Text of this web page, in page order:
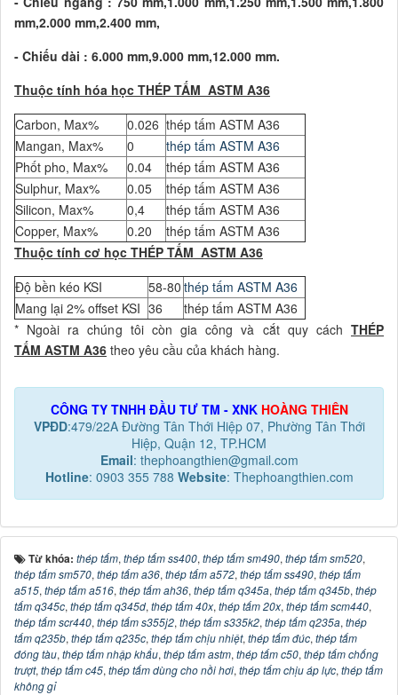
mm,2.000 mm,2.400 mm,
- Chiếu dài : 6.000 mm,9.000 mm,12.000 mm.
Thuộc tính hóa học THÉP TẤM ASTM A36
Carbon, Max%
0.026 thép tấm ASTM A36
Mangan, Max%
0
thép tấm ASTM A36
Phốt pho, Max%
0.04
thép tấm ASTM A36
Sulphur, Max%
0.05
thép tấm ASTM A36
Silicon, Max%
0,4
thép tấm ASTM A36
Copper, Max%
0.20
thép tấm ASTM A36
Thuộc tính cơ học THÉP TẤM ASTM A36
Độ bền kéo KSI
58-80 thép tấm ASTM A36
Mang lại 2% offset KSI 36
thép tấm ASTM A36
* Ngoài ra chúng tôi còn gia công và cắt quy cách THÉP
TẤM ASTM A36 theo yêu cầu của khách hàng.
CÔNG TY TNHH ĐẦU TƯ TM - XNK HOÀNG THIÊN
VPĐD:479/22A Đường Tân Thới Hiệp 07, Phường Tân Thới
Hiệp, Quận 12, TP.HCM
Email: thephoangthien@gmail.com
Hotline: 0903 355 788 Website: Thephoangthien.com
Từ khóa: thép tấm, thép tấm ss400, thép tấm sm490, thép tấm sm520,
thép tấm sm570, thép tấm a36, thép tấm a572, thép tấm ss490, thép tấm
a515, thép tấm a516, thép tấm ah36, thép tấm q345a, thép tấm q345b, thép
tấm q345c, thép tấm q345d, thép tấm 40x, thép tấm 20x, thép tấm scm440,
thép tấm scr440, thép tấm s355j2, thép tấm s335k2, thép tấm q235a, thép
tấm q235b, thép tấm q235c, thép tấm chịu nhiệt, thép tấm đúc, thép tấm
đóng tàu, thép tấm nhập khẩu, thép tấm astm, thép tấm c50, thép tấm chống
trượt, thép tấm c45, thép tấm dùng cho nồi hơi, thép tấm chịu áp lực, thép tấm
không gỉ